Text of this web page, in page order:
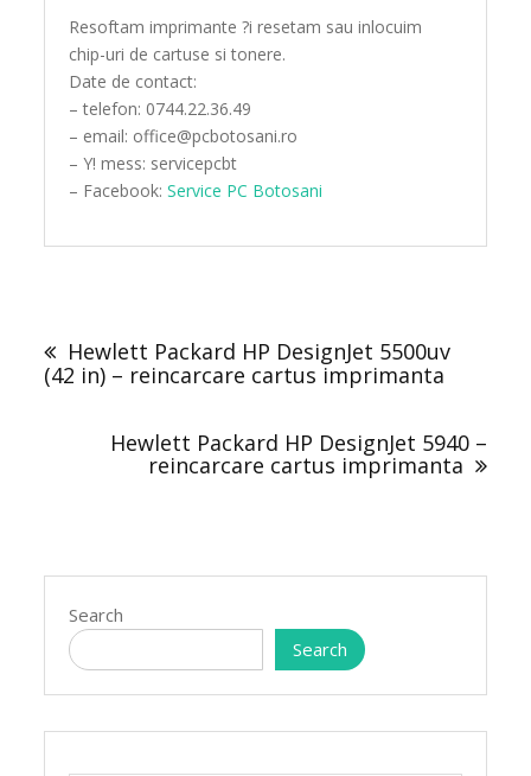
Resoftam imprimante ?i resetam sau inlocuim
chip-uri de cartuse si tonere.
Date de contact:
– telefon: 0744.22.36.49
– email: office@pcbotosani.ro
– Y! mess: servicepcbt
– Facebook:Service PC Botosani
navigation
Hewlett Packard HP DesignJet 5500uv
(42 in) – reincarcare cartus imprimanta
Hewlett Packard HP DesignJet 5940 –
reincarcare cartus imprimanta
Search
Search